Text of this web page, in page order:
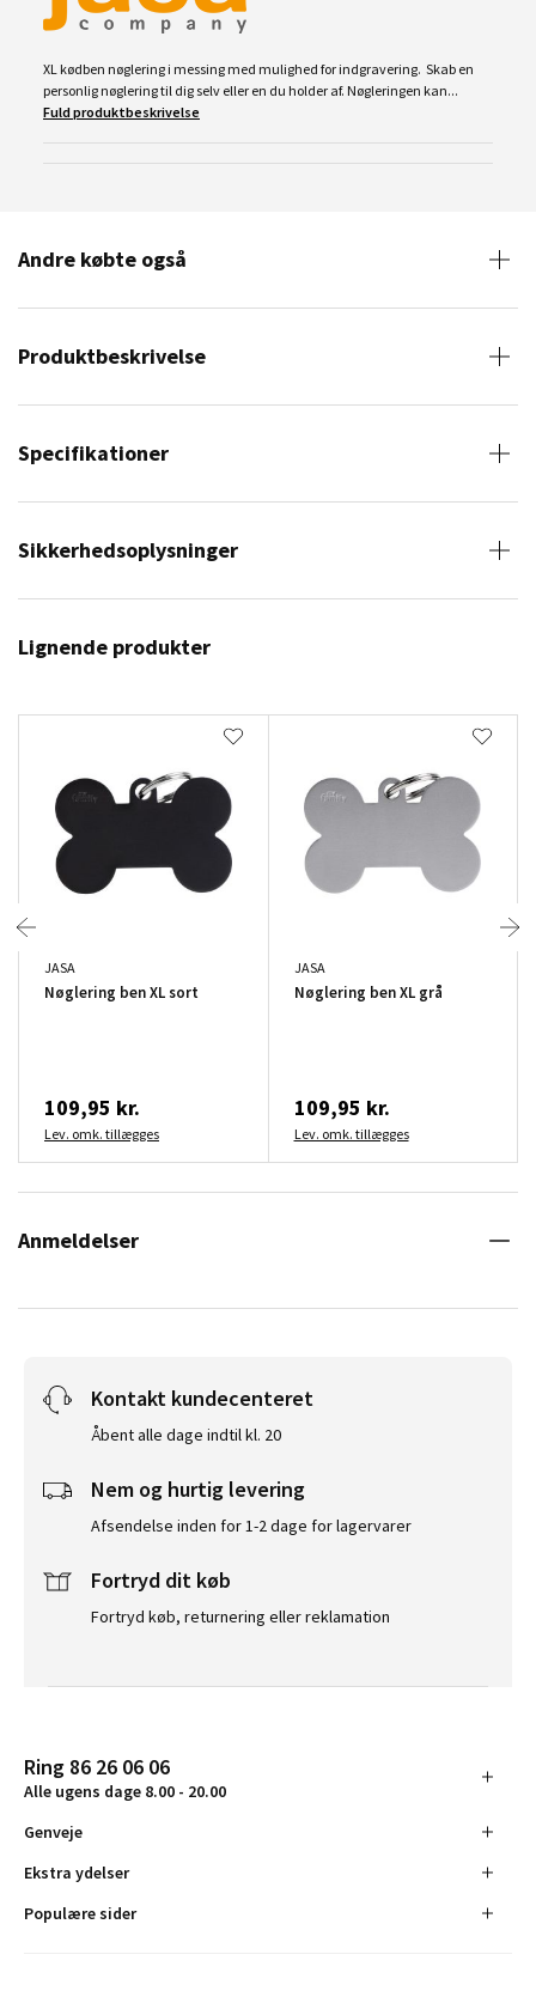
XL kødben nøglering i messing med mulighed for indgravering. Skab en
personlig nøglering til dig selv eller en du holder af. Nøgleringen kan...
Fuld produktbeskrivelse
Andre købte også
Produktbeskrivelse
Specifikationer
Sikkerhedsoplysninger
Lignende produkter
JASA
Nøglering ben XL sort
109,95 kr.
Lev. omk. tillægges
JASA
Nøglering ben XL grå
109,95 kr.
Lev. omk. tillægges
Anmeldelser
Kontakt kundecenteret
Åbent alle dage indtil kl. 20
Nem og hurtig levering
Afsendelse inden for 1-2 dage for lagervarer
Fortryd dit køb
Fortryd køb, returnering eller reklamation
Ring 86 26 06 06
Alle ugens dage 8.00 - 20.00
Genveje
Ekstra ydelser
Populære sider